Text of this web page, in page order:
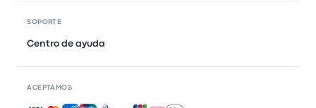
SOPORTE
Centro de ayuda
ACEPTAMOS